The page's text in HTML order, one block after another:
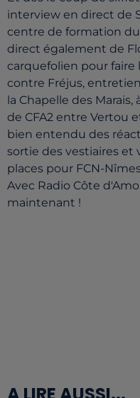
interview en direct de
centre de formation
direct également de
carquefolien pour faire
contre Fréjus,
la Chapelle des
de CFA2 entre Vertou
bien entendu des
sortie des vestiaires et
places pour FCN-
Avec Radio Côte
maintenant !